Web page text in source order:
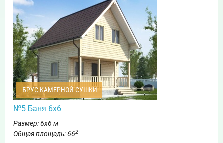
БРУС КАМЕРНОЙ СУШКИ
№5 Баня 6х6
Размер: 6х6 м
Общая площадь: 662